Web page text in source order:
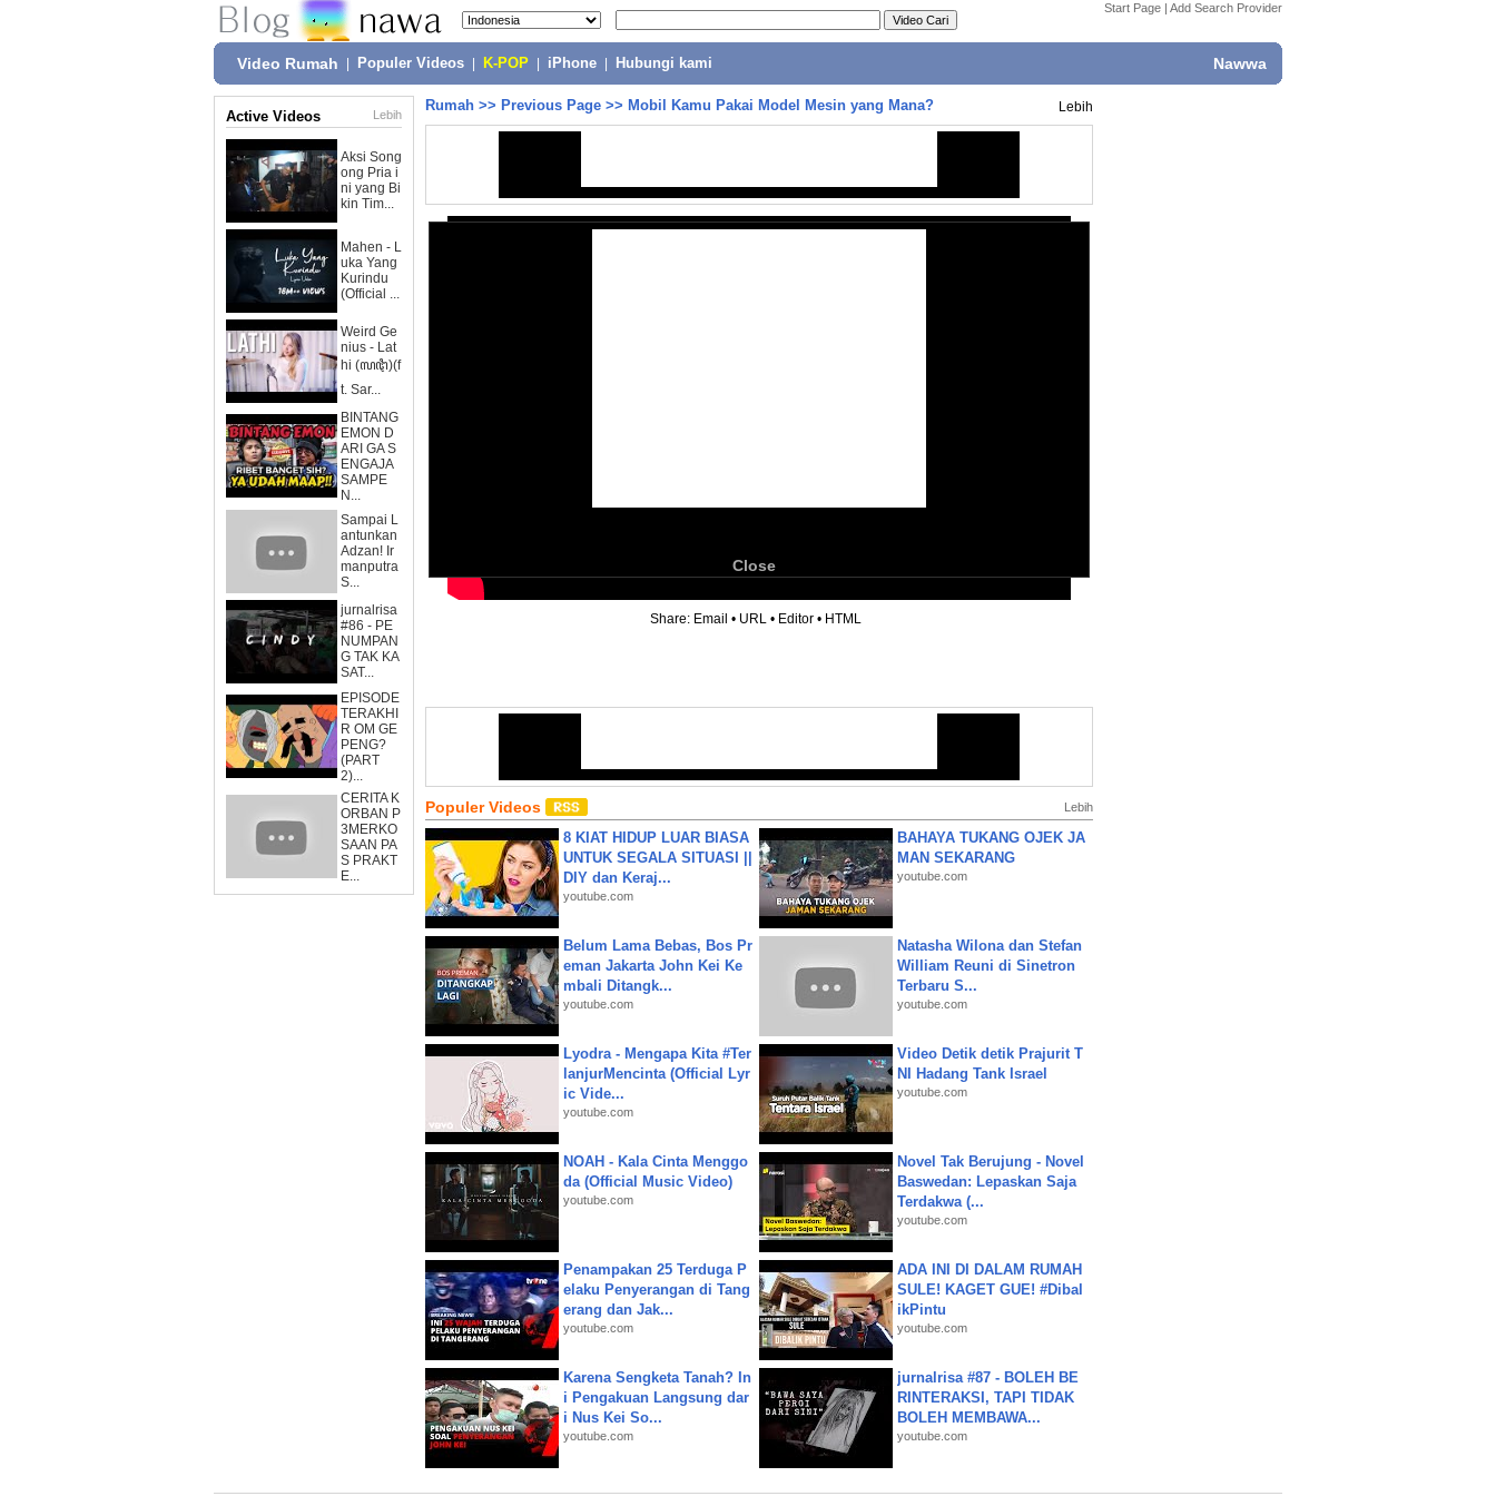
Start Page | Add Search Provider
Video Rumah Populer Videos K-POP iPhone Hubungi kami Nawwa
Active Videos Lebih
Aksi Song
ong Pria i
ni yang Bi
kin Tim...
Mahen - L
uka Yang
Kurindu
(Official ...
Weird Ge
nius - Lat
hi (ꦭꦛꦶ)(f
t. Sar...
BINTANG
EMON D
ARI GA S
ENGAJA
SAMPE
N...
Sampai L
antunkan
Adzan! Ir
manputra
S...
jurnalrisa
#86 - PE
NUMPAN
G TAK KA
SAT...
EPISODE
TERAKHI
R OM GE
PENG?
(PART
2)...
CERITA K
ORBAN P
3MERKO
SAAN PA
S PRAKT
E...
Rumah >> Previous Page >> Mobil Kamu Pakai Model Mesin yang Mana? Lebih
Close
Share: Email • URL • Editor • HTML
Populer Videos Lebih
8 KIAT HIDUP LUAR BIASA
UNTUK SEGALA SITUASI ||
DIY dan Keraj...
youtube.com
BAHAYA TUKANG OJEK JA
MAN SEKARANG
youtube.com
Belum Lama Bebas, Bos Pr
eman Jakarta John Kei Ke
mbali Ditangk...
youtube.com
Natasha Wilona dan Stefan
William Reuni di Sinetron
Terbaru S...
youtube.com
Lyodra - Mengapa Kita #Ter
lanjurMencinta (Official Lyr
ic Vide...
youtube.com
Video Detik detik Prajurit T
NI Hadang Tank Israel
youtube.com
NOAH - Kala Cinta Menggo
da (Official Music Video)
youtube.com
Novel Tak Berujung - Novel
Baswedan: Lepaskan Saja
Terdakwa (...
youtube.com
Penampakan 25 Terduga P
elaku Penyerangan di Tang
erang dan Jak...
youtube.com
ADA INI DI DALAM RUMAH
SULE! KAGET GUE! #Dibal
ikPintu
youtube.com
Karena Sengketa Tanah? In
i Pengakuan Langsung dar
i Nus Kei So...
youtube.com
jurnalrisa #87 - BOLEH BE
RINTERAKSI, TAPI TIDAK
BOLEH MEMBAWA...
youtube.com